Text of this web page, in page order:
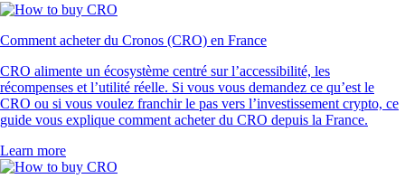
Comment acheter du Cronos (CRO) en France
CRO alimente un écosystème centré sur l’accessibilité, les
récompenses et l’utilité réelle. Si vous vous demandez ce qu’est le
CRO ou si vous voulez franchir le pas vers l’investissement crypto, ce
guide vous explique comment acheter du CRO depuis la France.
Learn more